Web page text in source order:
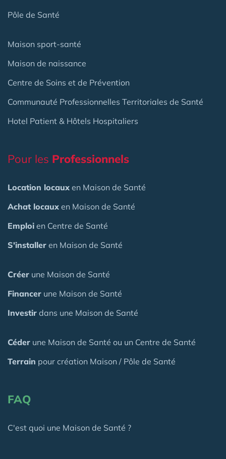
Pôle de Santé
Maison sport-santé
Maison de naissance
Centre de Soins et de Prévention
Communauté Professionnelles Territoriales de Santé
Hotel Patient & Hôtels Hospitaliers
Pour les Professionnels
Location locaux en Maison de Santé
Achat locaux en Maison de Santé
Emploi en Centre de Santé
S'installer en Maison de Santé
Créer une Maison de Santé
Financer une Maison de Santé
Investir dans une Maison de Santé
Céder une Maison de Santé ou un Centre de Santé
Terrain pour création Maison / Pôle de Santé
FAQ
C'est quoi une Maison de Santé ?